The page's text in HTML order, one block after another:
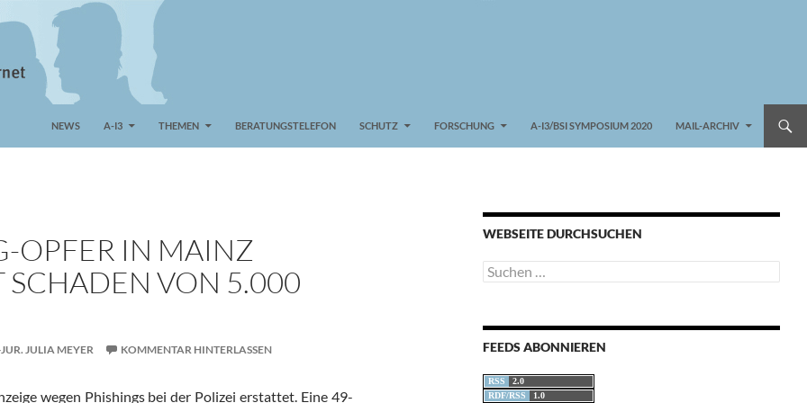
NEWS A-I3 THEMEN BERATUNGSTELEFON SCHUTZ FORSCHUNG A-I3/BSI SYMPOSIUM 2020 MAIL-ARCHIV
OPFER IN MAINZ
SCHADEN VON 5.000
JULIA MEYER KOMMENTAR HINTERLASSEN
wegen Phishings bei der Polizei erstattet. Eine 49-
WEBSEITE DURCHSUCHEN
Suchen
nach:
FEEDS ABONNIEREN
RSS
2.0
RDF/RSS
1.0